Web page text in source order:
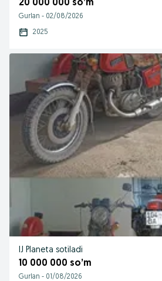
20 000 000 so’m
Gurlan - 02/08/2026
2025
IJ Planeta sotiladi
10 000 000 so’m
Gurlan - 01/08/2026